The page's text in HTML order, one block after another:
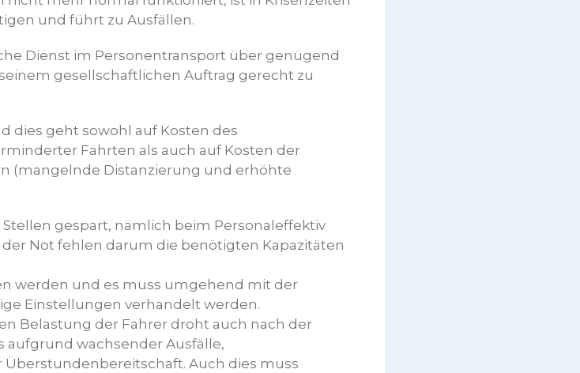
und führt zu Ausfällen.
Dienst im Personentransport über genügend
gesellschaftlichen Auftrag gerecht zu
dies geht sowohl auf Kosten des
Fahrten als auch auf Kosten der
(mangelnde Distanzierung und erhöhte
gespart, nämlich beim Personaleffektiv
Not fehlen darum die benötigten Kapazitäten
werden und es muss umgehend mit der
Einstellungen verhandelt werden.
Belastung der Fahrer droht auch nach der
aufgrund wachsender Ausfälle,
Auch dies muss